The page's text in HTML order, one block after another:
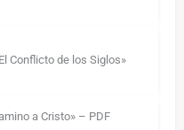
Conflicto de los Siglos»
a Cristo» – PDF